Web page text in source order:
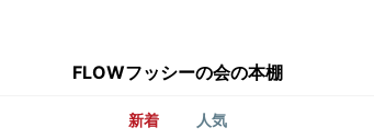
FLOWフッシーの会の本棚
新着 人気